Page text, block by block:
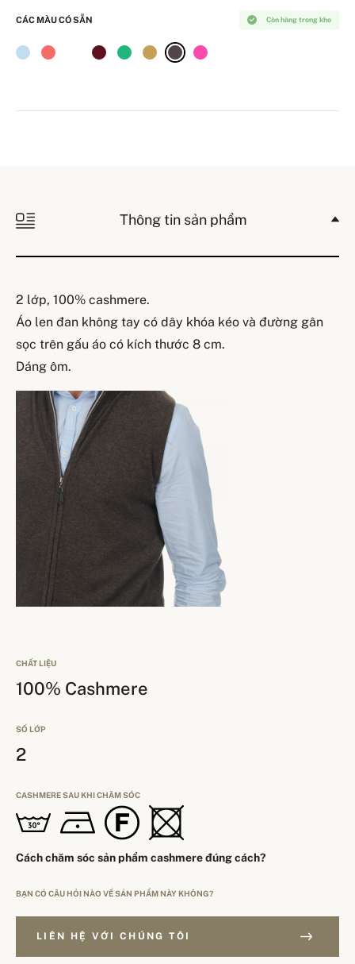
Còn hàng trong kho
CÁC MÀU CÓ SẴN
Thông tin sản phẩm
2 lớp, 100% cashmere.
Áo len đan không tay có dây khóa kéo và đường gân
sọc trên gấu áo có kích thước 8 cm.
Dáng ôm.
CHẤT LIỆU
100% Cashmere
SỐ LỚP
2
CASHMERE SAU KHI CHĂM SÓC
Cách chăm sóc sản phẩm cashmere đúng cách?
BẠN CÓ CÂU HỎI NÀO VỀ SẢN PHẨM NÀY KHÔNG?
LIÊN HỆ VỚI CHÚNG TÔI